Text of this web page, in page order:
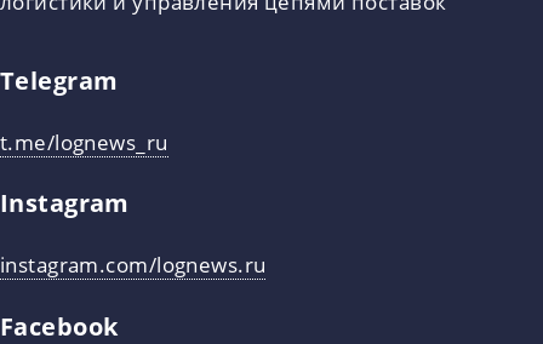
Telegram
t.me/lognews_ru
Instagram
instagram.com/lognews.ru
Facebook